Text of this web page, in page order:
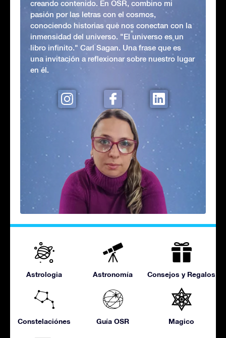
creando contenido. En OSR, combino mi
pasión por las letras con el cosmos,
conociendo historias que nos conectan con la
inmensidad del universo. "El universo es un
libro infinito." Carl Sagan. Una frase que es
una invitación a reflexionar sobre nuestro lugar
en él.
Astrologia Astronomía Consejos y Regalos
Constelaciónes Guía OSR Magico